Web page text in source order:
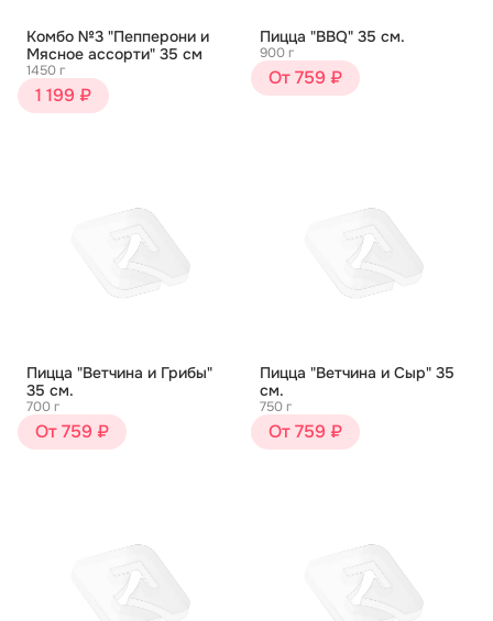
Комбо №3 "Пепперони и
Мясное ассорти" 35 см
1450 г
1 199 ₽
Пицца "BBQ" 35 см.
900 г
От 759 ₽
Пицца "Ветчина и Грибы"
35 см.
700 г
От 759 ₽
Пицца "Ветчина и Сыр" 35
см.
750 г
От 759 ₽